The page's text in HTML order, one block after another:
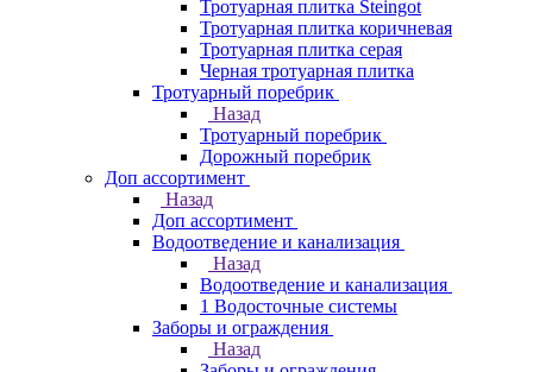
Тротуарная плитка Steingot
Тротуарная плитка коричневая
Тротуарная плитка серая
Черная тротуарная плитка
Тротуарный поребрик
Назад
Тротуарный поребрик
Дорожный поребрик
Доп ассортимент
Назад
Доп ассортимент
Водоотведение и канализация
Назад
Водоотведение и канализация
1 Водосточные системы
Заборы и ограждения
Назад